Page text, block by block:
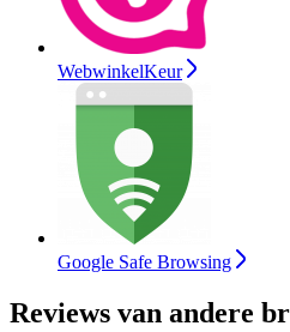
WebwinkelKeur
Google Safe Browsing
Reviews van andere